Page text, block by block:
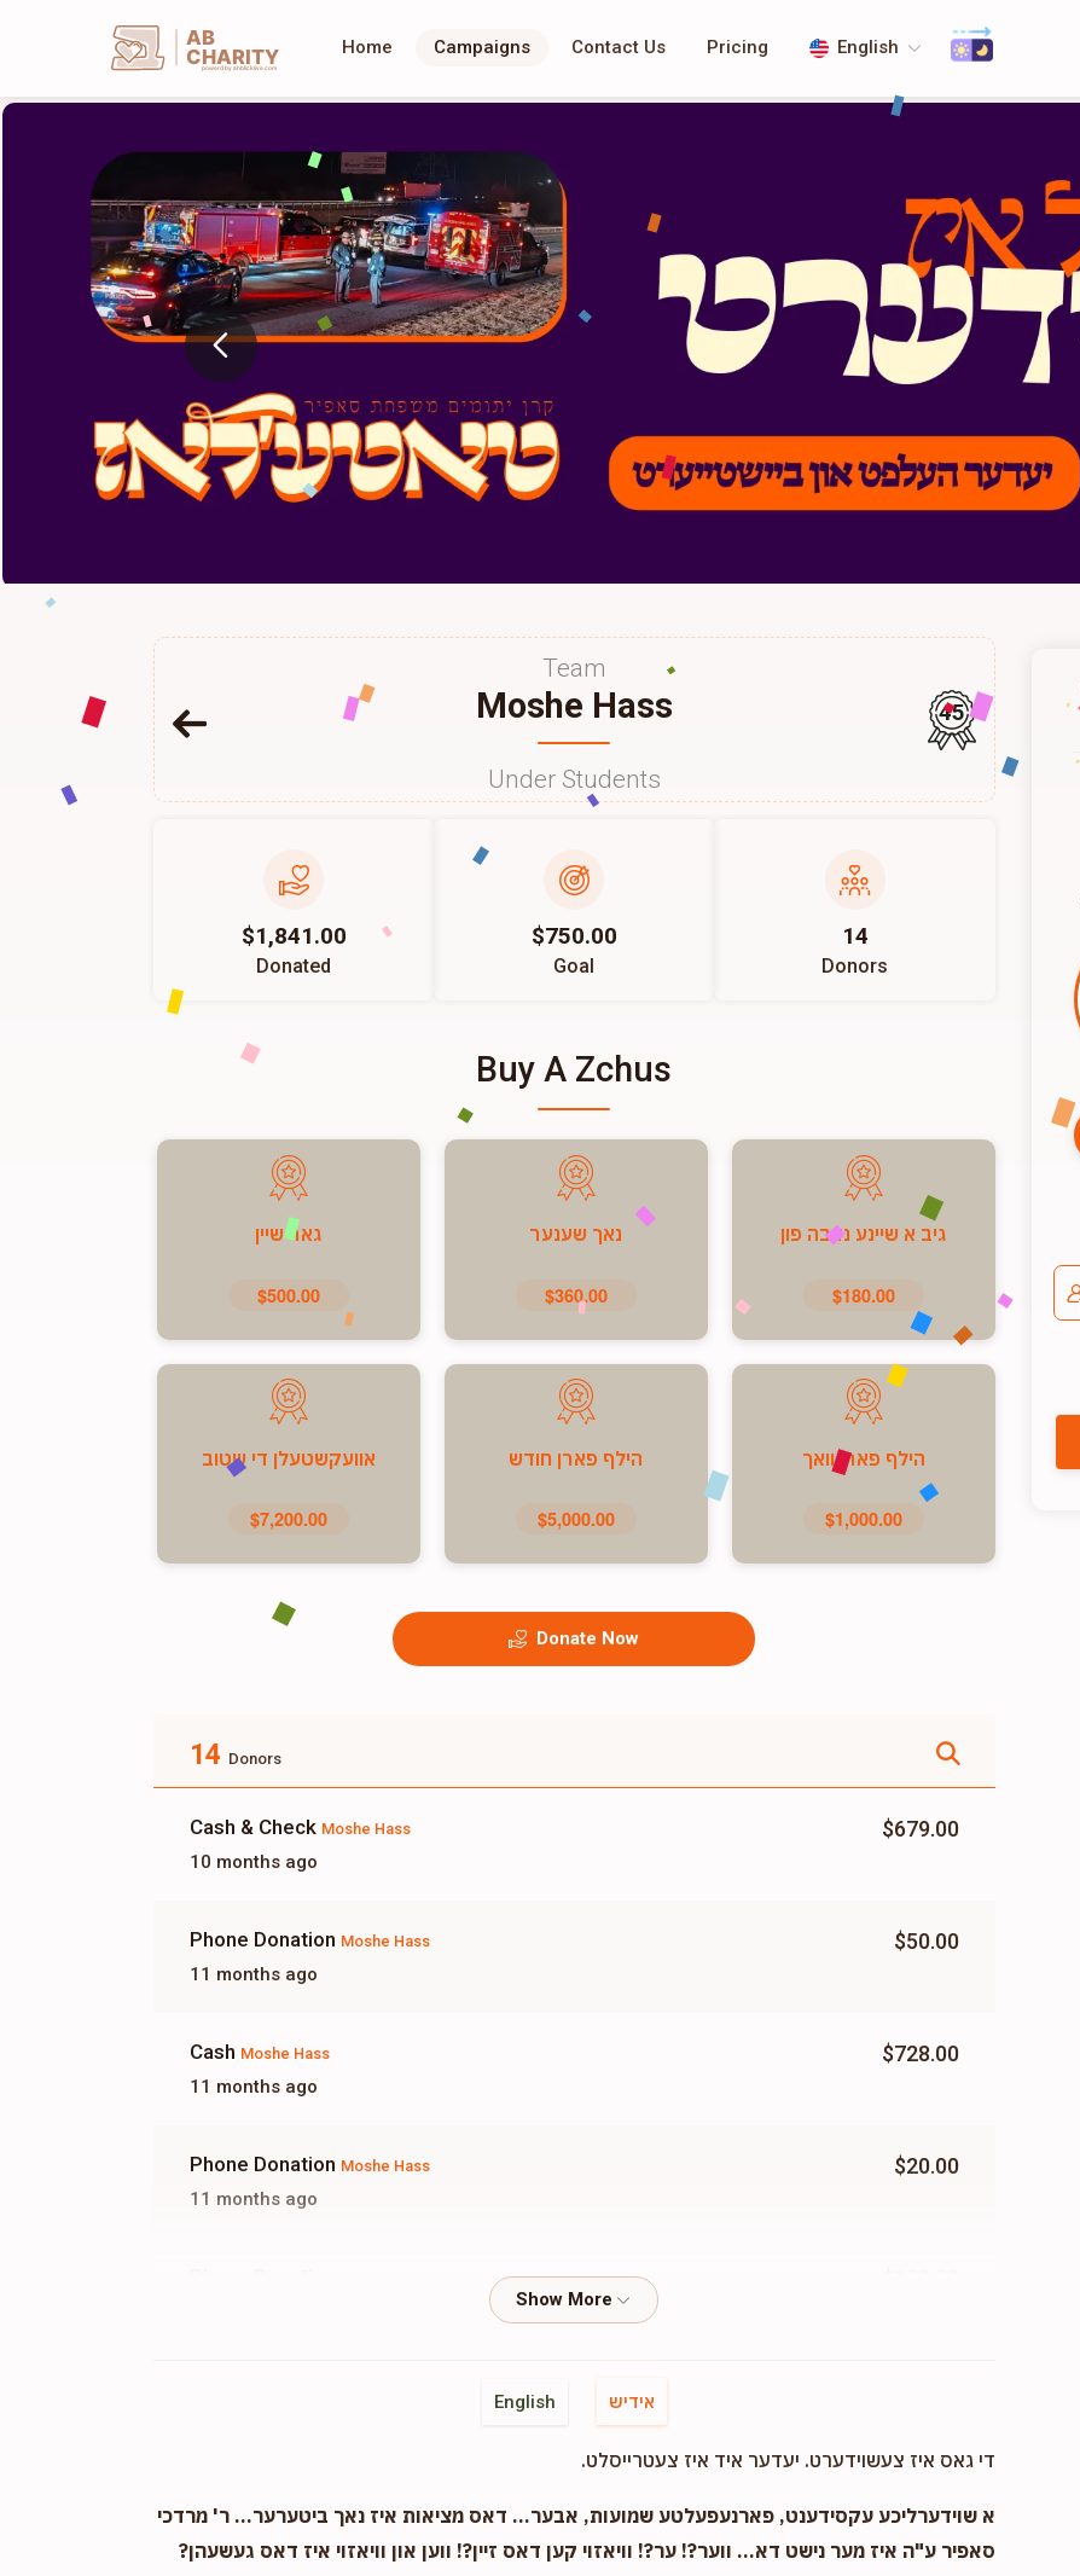
AB
CHARITY
powerd by ahblicklive.com
Home Campaigns Contact Us Pricing English
Team
Moshe Hass
Under Students
45
$1,841.00
Donated
$750.00
Goal
14
Donors
Buy A Zchus
גיב א שיינע נדבה פון
$180.00
נאך שענער
$360.00
גאר שיין
$500.00
הילף פארן וואך
$1,000.00
הילף פארן חודש
$5,000.00
אוועקשטעלן די שטוב
$7,200.00
Donate Now
14 Donors
Cash & Check Moshe Hass
10 months ago
$679.00
Phone Donation Moshe Hass
11 months ago
$50.00
Cash Moshe Hass
11 months ago
$728.00
Phone Donation Moshe Hass
11 months ago
$20.00
$18.00
English אידיש
די גאס איז צעשוידערט. יעדער איד איז צעטרייסלט.
א שוידערליכע עקסידענט, פארנעפעלטע שמועות, אבער... דאס מציאות איז נאך ביטערער... ר' מרדכי
סאפיר ע"ה איז מער נישט דא... ווער?! ער?! וויאזוי קען דאס זיין?! ווען און וויאזוי איז דאס געשעהן?